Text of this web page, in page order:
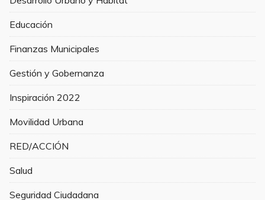
Educación
Finanzas Municipales
Gestión y Gobernanza
Inspiración 2022
Movilidad Urbana
RED/ACCIÓN
Salud
Seguridad Ciudadana